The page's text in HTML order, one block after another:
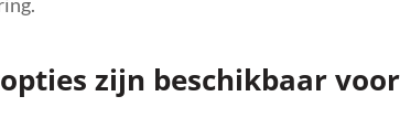
zijn beschikbaar